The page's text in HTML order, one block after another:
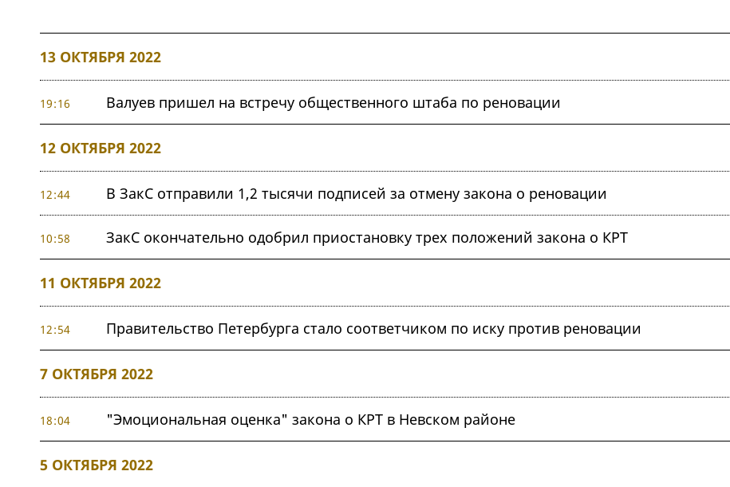
13 ОКТЯБРЯ 2022
19:16 Валуев пришел на встречу общественного штаба по реновации
12 ОКТЯБРЯ 2022
12:44 В ЗакС отправили 1,2 тысячи подписей за отмену закона о реновации
10:58 ЗакС окончательно одобрил приостановку трех положений закона о КРТ
11 ОКТЯБРЯ 2022
12:54 Правительство Петербурга стало соответчиком по иску против реновации
7 ОКТЯБРЯ 2022
18:04 "Эмоциональная оценка" закона о КРТ в Невском районе
5 ОКТЯБРЯ 2022